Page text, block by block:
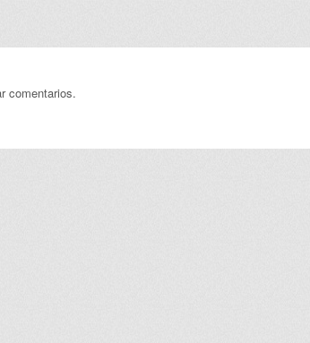
comentarios.